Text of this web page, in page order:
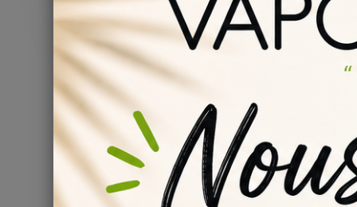
Affichage 1-1 de 1 article(s)
E-liquide Goose Juice 60
Vous êtes un vapoteur passionné par la création de
célèbre e-liquide Goose Juice 60 ml de Quack's Juice
conseils d'utilisation.
Quack's Juice Factory: